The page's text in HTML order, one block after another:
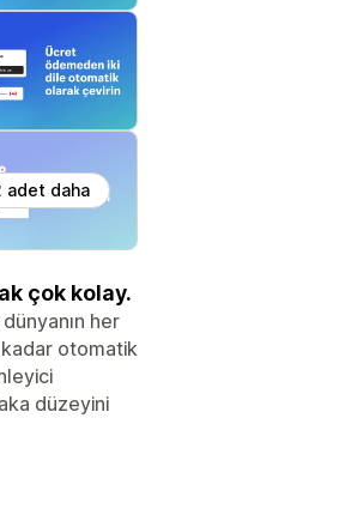
adet daha
çok kolay.
her
otomatik
düzeyini